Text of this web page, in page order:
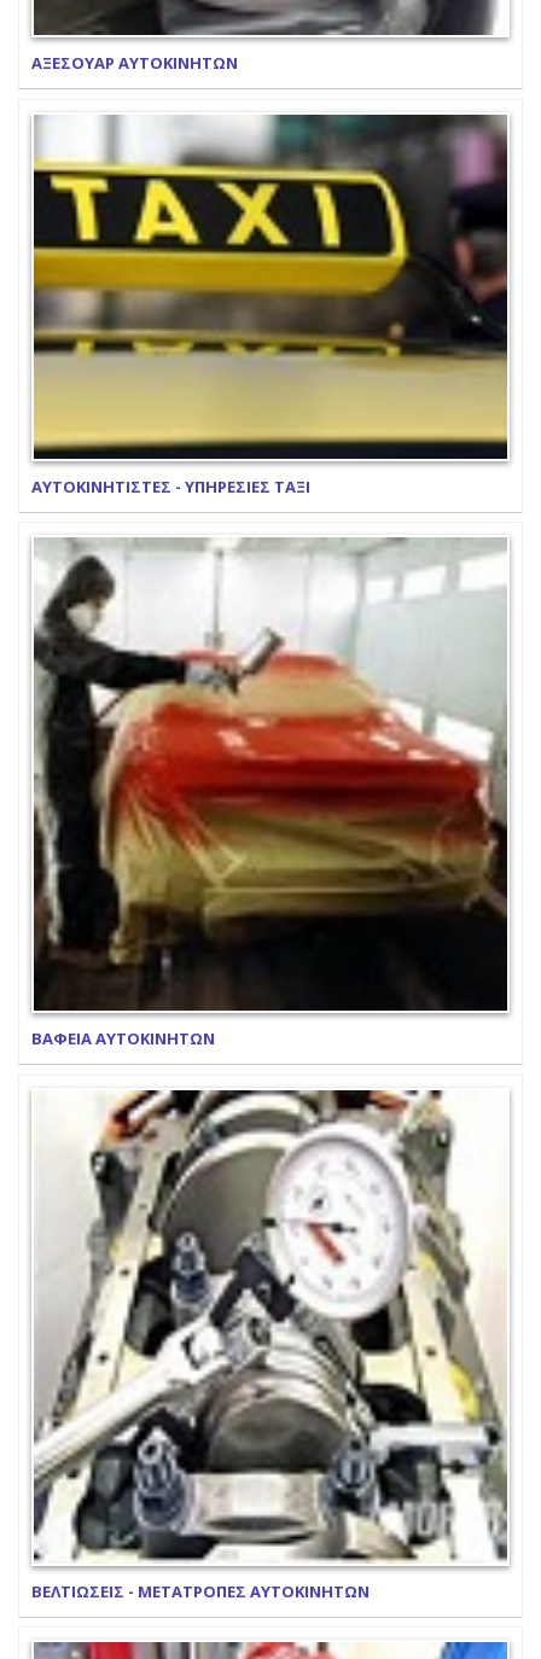
ΑΞΕΣΟΥΑΡ ΑΥΤΟΚΙΝΗΤΩΝ
ΑΥΤΟΚΙΝΗΤΙΣΤΕΣ - ΥΠΗΡΕΣΙΕΣ ΤΑΞΙ
ΒΑΦΕΙΑ ΑΥΤΟΚΙΝΗΤΩΝ
ΒΕΛΤΙΩΣΕΙΣ - ΜΕΤΑΤΡΟΠΕΣ ΑΥΤΟΚΙΝΗΤΩΝ